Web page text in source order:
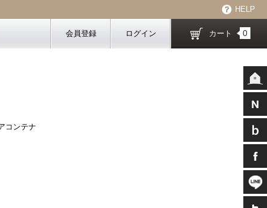
HELP
会員登録 ログイン カート 0
コンテナ